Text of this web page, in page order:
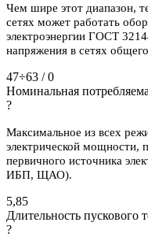
Чем шире этот диапазон,
сетях может работать
электроэнергии ГОСТ
напряжения в сетях
47÷63 / 0
Номинальная
?
Максимальное из всех
электрической мощности,
первичного источника
ИБП, ЩАО).
5,85
Длительность пускового
?